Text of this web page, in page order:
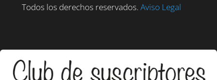
Todos los derechos reservados. Aviso Legal